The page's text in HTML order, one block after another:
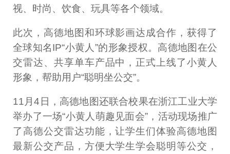
视、时尚、饮食、玩具等各个领域。
此次，高德地图和环球影画达成合作，获得了
全球知名IP“小黄人”的形象授权。高德地图在公
交雷达、共享单车产品中，正式上线了小黄人
形象，帮助用户“聪明坐公交”。
11月4日，高德地图还联合校果在浙江工业大学
举办了一场“小黄人萌趣见面会”，活动现场推广
了高德公交雷达功能，让学生们体验高德地图
最新公交产品，方便大学生学会聪明等公交，